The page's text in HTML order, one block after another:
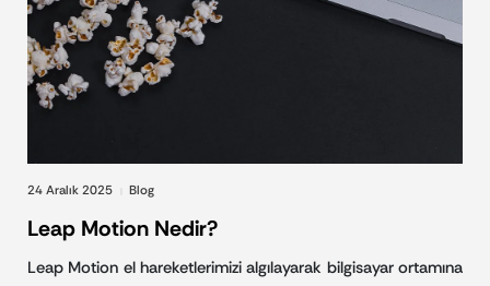
24 Aralık 2025 Blog
Leap Motion Nedir?
Leap Motion el hareketlerimizi algılayarak bilgisayar ortamına